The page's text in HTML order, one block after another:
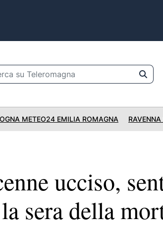
METEO24 EMILIA ROMAGNA
ucciso,
sera della